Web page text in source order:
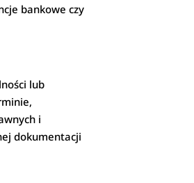
bankowe czy
lub
i
dokumentacji